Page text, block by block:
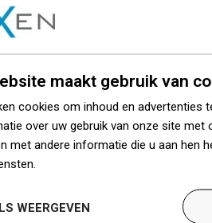
Zie alles
van goederen
maakt gebruik van
cookies om inhoud en advertenties
over uw gebruik van onze site met
met andere informatie die u aan hen
WEERGEVEN